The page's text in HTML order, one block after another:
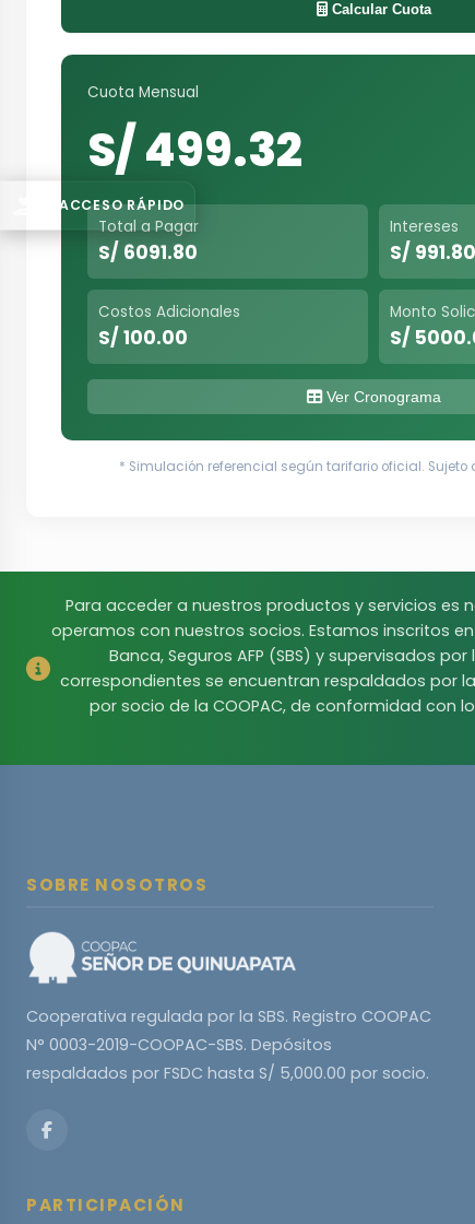
ACCESO RÁPIDO
Calcular Cuota
Cuota Mensual
S/ 499.32
Total a Pagar
S/ 6091.80
Intereses
S/ 991.80
Costos Adicionales
S/ 100.00
Monto
S/
Ver Cronograma
* Simulación referencial según tarifario oficial.
Para acceder a nuestros productos y servicios es
operamos con nuestros socios. Estamos inscritos en
Banca, Seguros AFP (SBS) y supervisados
correspondientes se encuentran respaldados por
por socio de la COOPAC, de conformidad con
SOBRE NOSOTROS
Cooperativa regulada por la SBS. Registro COOPAC
N° 0003-2019-COOPAC-SBS. Depósitos
respaldados por FSDC hasta S/ 5,000.00 por socio.
PARTICIPACIÓN